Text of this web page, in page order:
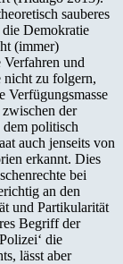
sauberes
Demokratie
(immer)
und
nicht zu folgern,
Verfügungsmasse
zwischen der
politisch
auch jenseits von
erkannt. Dies
bei
an den
und Partikularität
Begriff der
die
lässt aber